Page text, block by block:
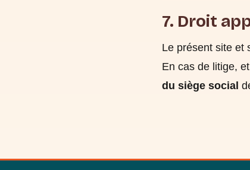
7. Droit
Le présent site et
En cas de litige,
du siège social